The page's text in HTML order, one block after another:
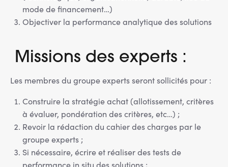
mode de financement…)
Objectiver la performance analytique des solutions
Missions des experts :
Les membres du groupe experts seront sollicités pour :
Construire la stratégie achat (allotissement, critères
à évaluer, pondération des critères, etc…) ;
Revoir la rédaction du cahier des charges par le
groupe experts ;
Si nécessaire, écrire et réaliser des tests de